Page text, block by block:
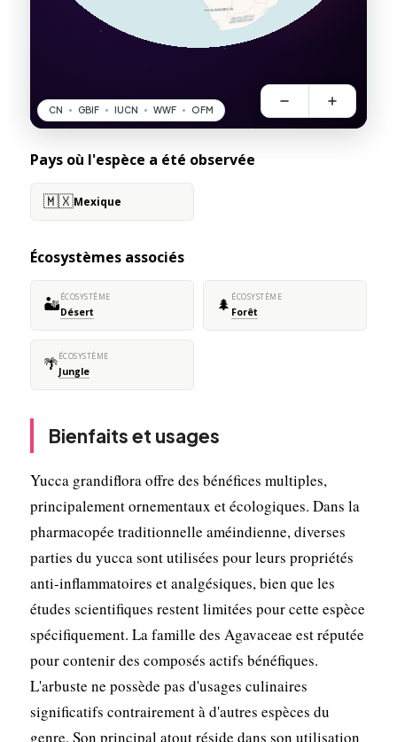
Pays où l'espèce a été observée
🇲🇽Mexique
Écosystèmes associés
🏜️ÉCOSYSTÈME
Désert 🌲 ÉCOSYSTÈME
Forêt
🌴ÉCOSYSTÈME
Jungle
Bienfaits et usages
Yucca grandiflora offre des bénéfices multiples,
principalement ornementaux et écologiques. Dans la
pharmacopée traditionnelle améindienne, diverses
parties du yucca sont utilisées pour leurs propriétés
anti-inflammatoires et analgésiques, bien que les
études scientifiques restent limitées pour cette espèce
spécifiquement. La famille des Agavaceae est réputée
pour contenir des composés actifs bénéfiques.
L'arbuste ne possède pas d'usages culinaires
significatifs contrairement à d'autres espèces du
genre. Son principal atout réside dans son utilisation